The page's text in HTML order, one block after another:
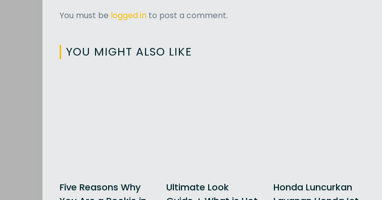
Search
You must be logged into post a comment.
YOU MIGHT ALSO LIKE
Five Reasons Why
Ultimate Look
Honda Luncurkan